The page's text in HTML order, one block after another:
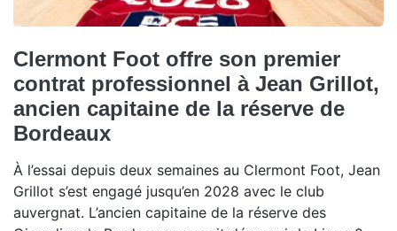
Clermont Foot offre son premier
contrat professionnel à Jean Grillot,
ancien capitaine de la réserve de
Bordeaux
À l’essai depuis deux semaines au Clermont Foot, Jean
Grillot s’est engagé jusqu’en 2028 avec le club
auvergnat. L’ancien capitaine de la réserve des